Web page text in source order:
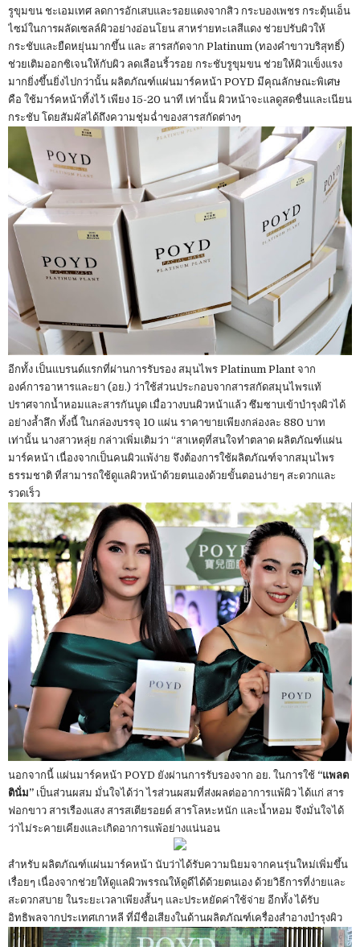
รูขุมขน ชะเอมเทศ ลดการอักเสบและรอยแดงจากสิว กระบองเพชร กระตุ้นเอ็น
ไซม์ในการผลัดเซลล์ผิวอย่างอ่อนโยน สาหร่ายทะเลสีแดง ช่วยปรับผิวให้
กระชับและยืดหยุ่นมากขึ้น และ สารสกัดจาก Platinum (ทองคำขาวบริสุทธิ์)
ช่วยเติมออกซิเจนให้กับผิว ลดเลือนริ้วรอย กระชับรูขุมขน ช่วยให้ผิวแข็งแรง
มากยิ่งขึ้นยิ่งไปกว่านั้น ผลิตภัณฑ์แผ่นมาร์คหน้า POYD มีคุณลักษณะพิเศษ
คือ ใช้มาร์คหน้าทิ้งไว้ เพียง 15-20 นาที เท่านั้น ผิวหน้าจะแลดูสดชื่นและเนียน
กระชับ โดยสัมผัสได้ถึงความชุ่มฉ่ำของสารสกัดต่างๆ
อีกทั้ง เป็นแบรนด์แรกที่ผ่านการรับรอง สมุนไพร Platinum Plant จาก
องค์การอาหารและยา (อย.) ว่าใช้ส่วนประกอบจากสารสกัดสมุนไพรแท้
ปราศจากน้ำหอมและสารกันบูด เมื่อวางบนผิวหน้าแล้ว ซึมซาบเข้าบำรุงผิวได้
อย่างล้ำลึก ทั้งนี้ ในกล่องบรรจุ 10 แผ่น ราคาขายเพียงกล่องละ 880 บาท
เท่านั้น นางสาวหลุ่ย กล่าวเพิ่มเติมว่า “สาเหตุที่สนใจทำตลาด ผลิตภัณฑ์แผ่น
มาร์คหน้า เนื่องจากเป็นคนผิวแพ้ง่าย จึงต้องการใช้ผลิตภัณฑ์จากสมุนไพร
ธรรมชาติ ที่สามารถใช้ดูแลผิวหน้าด้วยตนเองด้วยขั้นตอนง่ายๆ สะดวกและ
รวดเร็ว
นอกจากนี้ แผ่นมาร์คหน้า POYD ยังผ่านการรับรองจาก อย. ในการใช้ “แพลต
ตินั่ม” เป็นส่วนผสม มั่นใจได้ว่า ไรส่วนผสมที่ส่งผลต่ออาการแพ้ผิว ได้แก่ สาร
ฟอกขาว สารเรืองแสง สารสเตียรอยด์ สารโลหะหนัก และน้ำหอม จึงมั่นใจได้
ว่าไม่ระคายเคียงและเกิดอาการแพ้อย่างแน่นอน
สำหรับ ผลิตภัณฑ์แผ่นมาร์คหน้า นับว่าได้รับความนิยมจากคนรุ่นใหม่เพิ่มขึ้น
เรื่อยๆ เนื่องจากช่วยให้ดูแลผิวพรรณให้ดูดีได้ด้วยตนเอง ด้วยวิธีการที่ง่ายและ
สะดวกสบาย ในระยะเวลาเพียงสั้นๆ และประหยัดค่าใช้จ่าย อีกทั้ง ได้รับ
อิทธิพลจากประเทศเกาหลี ที่มีชื่อเสียงในด้านผลิตภัณฑ์เครื่องสำอางบำรุงผิว